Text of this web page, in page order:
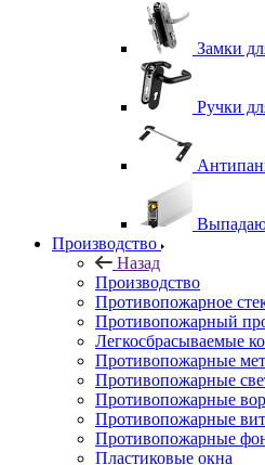
Замки
Ручки
Производство
Назад
Производство
Противопожарное
Противопожарный
Легкосбрасываемые
Противопожарные
Противопожарные
Противопожарные
Противопожарные
Противопожарные
Пластиковые окна